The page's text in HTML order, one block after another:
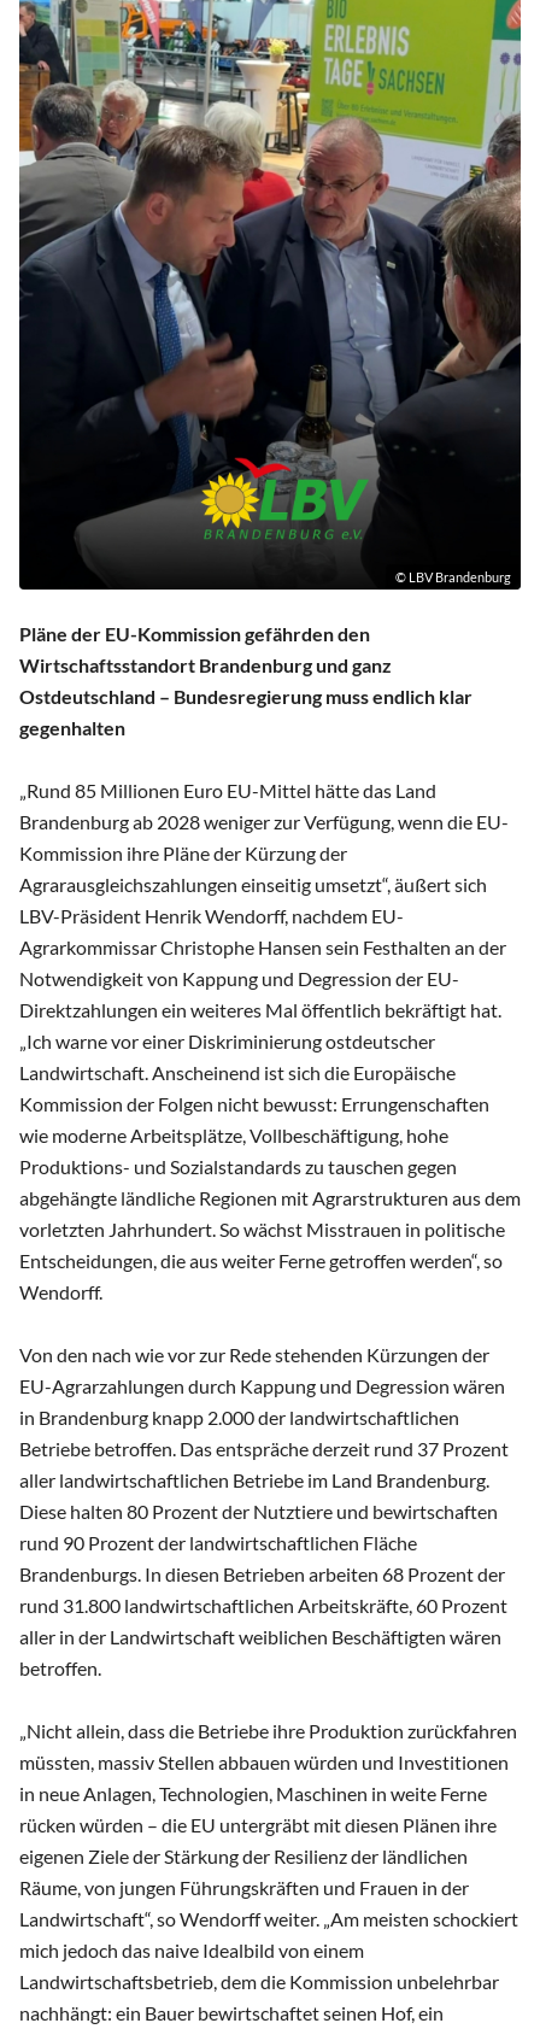
© LBV Brandenburg
Pläne der EU-Kommission gefährden den
Wirtschaftsstandort Brandenburg und ganz
Ostdeutschland – Bundesregierung muss endlich klar
gegenhalten
„Rund 85 Millionen Euro EU-Mittel hätte das Land
Brandenburg ab 2028 weniger zur Verfügung, wenn die EU-
Kommission ihre Pläne der Kürzung der
Agrarausgleichszahlungen einseitig umsetzt“, äußert sich
LBV-Präsident Henrik Wendorff, nachdem EU-
Agrarkommissar Christophe Hansen sein Festhalten an der
Notwendigkeit von Kappung und Degression der EU-
Direktzahlungen ein weiteres Mal öffentlich bekräftigt hat.
„Ich warne vor einer Diskriminierung ostdeutscher
Landwirtschaft. Anscheinend ist sich die Europäische
Kommission der Folgen nicht bewusst: Errungenschaften
wie moderne Arbeitsplätze, Vollbeschäftigung, hohe
Produktions- und Sozialstandards zu tauschen gegen
abgehängte ländliche Regionen mit Agrarstrukturen aus dem
vorletzten Jahrhundert. So wächst Misstrauen in politische
Entscheidungen, die aus weiter Ferne getroffen werden“, so
Wendorff.
Von den nach wie vor zur Rede stehenden Kürzungen der
EU-Agrarzahlungen durch Kappung und Degression wären
in Brandenburg knapp 2.000 der landwirtschaftlichen
Betriebe betroffen. Das entspräche derzeit rund 37 Prozent
aller landwirtschaftlichen Betriebe im Land Brandenburg.
Diese halten 80 Prozent der Nutztiere und bewirtschaften
rund 90 Prozent der landwirtschaftlichen Fläche
Brandenburgs. In diesen Betrieben arbeiten 68 Prozent der
rund 31.800 landwirtschaftlichen Arbeitskräfte, 60 Prozent
aller in der Landwirtschaft weiblichen Beschäftigten wären
betroffen.
„Nicht allein, dass die Betriebe ihre Produktion zurückfahren
müssten, massiv Stellen abbauen würden und Investitionen
in neue Anlagen, Technologien, Maschinen in weite Ferne
rücken würden – die EU untergräbt mit diesen Plänen ihre
eigenen Ziele der Stärkung der Resilienz der ländlichen
Räume, von jungen Führungskräften und Frauen in der
Landwirtschaft“, so Wendorff weiter. „Am meisten schockiert
mich jedoch das naive Idealbild von einem
Landwirtschaftsbetrieb, dem die Kommission unbelehrbar
nachhängt: ein Bauer bewirtschaftet seinen Hof, ein